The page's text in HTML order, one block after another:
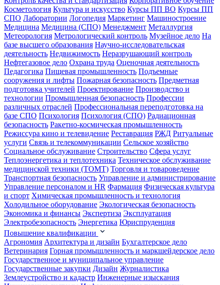
Косметология Культура и искусство Курсы ПП ВО Курсы ПП
СПО Лаборатории Логопедия Маркетинг Машиностроение
Медицина Медицина (СПО) Менеджмент Металлургия
Метеорология Метрологический контроль Музейное дело На
базе высшего образования Научно-исследовательская
деятельность Недвижимость Неразрушающий контроль
Нефтегазовое дело Охрана труда Оценочная деятельность
Педагогика Пищевая промышленность Подъемные
сооружения и лифты Пожарная безопасность Предметная
подготовка учителей Проектирование Производство и
технологии Промышленная безопасность Профессии
различных отраслей Профессиональная переподготовка на
базе СПО Психология Психология (СПО) Радиационная
безопасность Ракетно-космическая промышленность
Режиссура кино и телевидение Реставрация РЖД Ритуальные
услуги Связь и телекоммуникации Сельское хозяйство
Социальное обслуживание Строительство Сфера услуг
Теплоэнергетика и теплотехника Техническое обслуживание
медицинской техники (ТОМТ) Торговля и товароведение
Транспортная безопасность Управление и администрирование
Управление персоналом и HR Фармация Физическая культура
и спорт Химическая промышленность и технология
Холодильное оборудование Экологическая безопасность
Экономика и финансы Экспертиза Эксплуатация
Электробезопасность Энергетика Юриспруденция
Повышение квалификации
Агрономия Архитектура и дизайн Бухгалтерское дело
Ветеринария Горная промышленность и маркшейдерское дело
Государственное и муниципальное управление
Государственные закупки Дизайн Журналистика
Землеустройство и кадастр Инженерные изыскания